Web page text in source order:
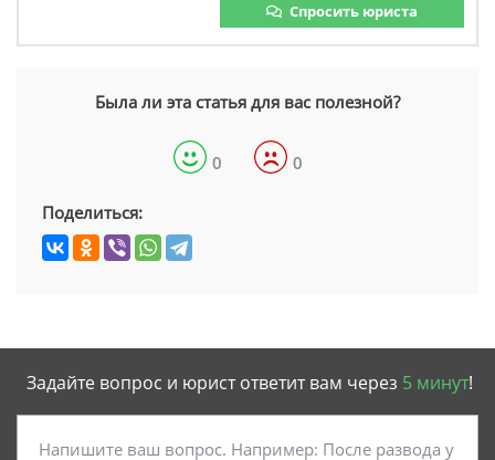
Спросить юриста
Была ли эта статья для вас полезной?
0 0
Поделиться:
Задайте вопрос и юрист ответит вам через 5 минут!